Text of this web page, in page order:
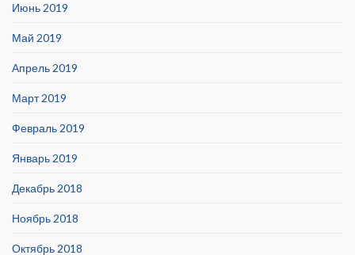
Июнь 2019
Май 2019
Апрель 2019
Март 2019
Февраль 2019
Январь 2019
Декабрь 2018
Ноябрь 2018
Октябрь 2018